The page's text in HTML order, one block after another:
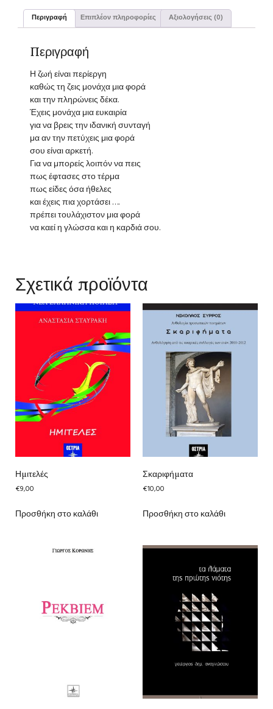
Περιγραφή Επιπλέον πληροφορίες Αξιολογήσεις (0)
Περιγραφή
Η ζωή είναι περίεργη
καθώς τη ζεις μονάχα μια φορά
και την πληρώνεις δέκα.
Έχεις μονάχα μια ευκαιρία
για να βρεις την ιδανική συνταγή
μα αν την πετύχεις μια φορά
σου είναι αρκετή.
Για να μπορείς λοιπόν να πεις
πως έφτασες στο τέρμα
πως είδες όσα ήθελες
και έχεις πια χορτάσει ….
πρέπει τουλάχιστον μια φορά
να καεί η γλώσσα και η καρδιά σου.
Σχετικά προϊόντα
Ημιτελές
€9,00
Προσθήκη στο καλάθι
Σκαριφήματα
€10,00
Προσθήκη στο καλάθι